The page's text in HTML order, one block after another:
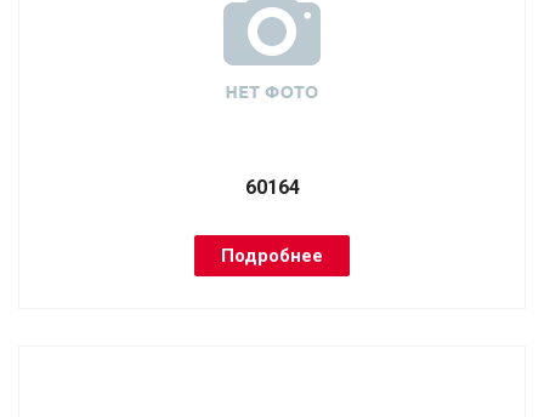
60164
Подробнее